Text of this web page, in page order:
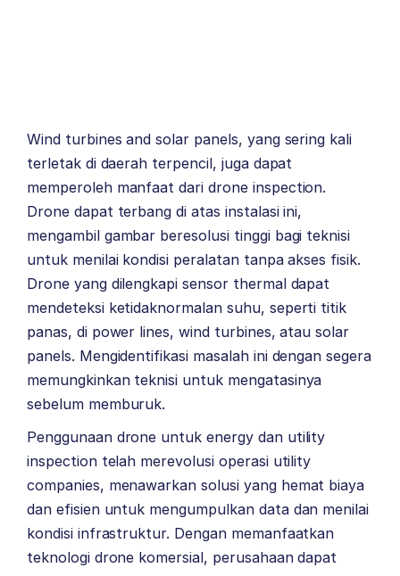
Wind turbines and solar panels, yang sering kali
terletak di daerah terpencil, juga dapat
memperoleh manfaat dari drone inspection.
Drone dapat terbang di atas instalasi ini,
mengambil gambar beresolusi tinggi bagi teknisi
untuk menilai kondisi peralatan tanpa akses fisik.
Drone yang dilengkapi sensor thermal dapat
mendeteksi ketidaknormalan suhu, seperti titik
panas, di power lines, wind turbines, atau solar
panels. Mengidentifikasi masalah ini dengan segera
memungkinkan teknisi untuk mengatasinya
sebelum memburuk.
Penggunaan drone untuk energy dan utility
inspection telah merevolusi operasi utility
companies, menawarkan solusi yang hemat biaya
dan efisien untuk mengumpulkan data dan menilai
kondisi infrastruktur. Dengan memanfaatkan
teknologi drone komersial, perusahaan dapat